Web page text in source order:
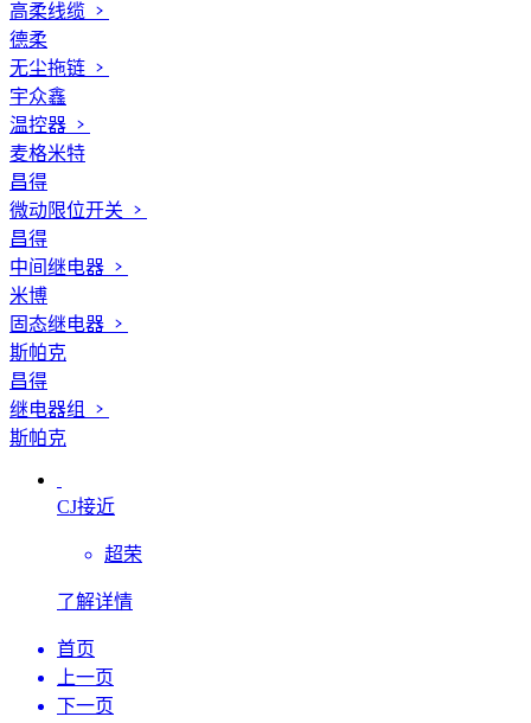
高柔线缆
德柔
无尘拖链
宇众鑫
温控器
麦格米特
昌得
微动限位开关
昌得
中间继电器
米博
固态继电器
斯帕克
昌得
继电器组
斯帕克
CJ接近
超荣
了解详情
首页
上一页
下一页